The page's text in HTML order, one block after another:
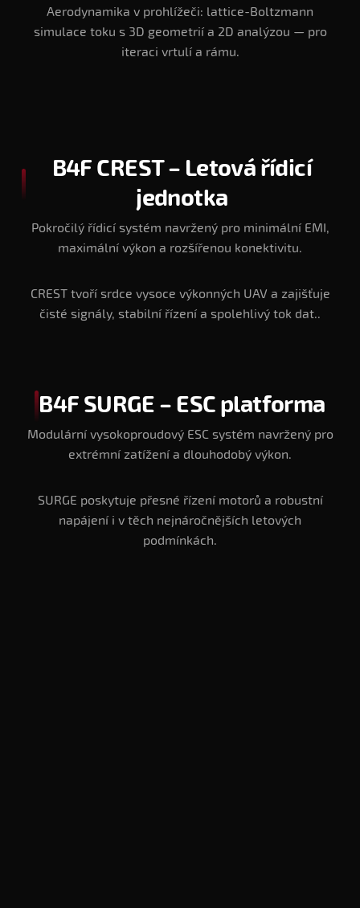
Aerodynamika v prohlížeči: lattice-Boltzmann
simulace toku s 3D geometrií a 2D analýzou — pro
iteraci vrtulí a rámu.
B4F CREST – Letová řídicí
jednotka
Pokročilý řídicí systém navržený pro minimální EMI,
maximální výkon a rozšířenou konektivitu.
CREST tvoří srdce vysoce výkonných UAV a zajišťuje
čisté signály, stabilní řízení a spolehlivý tok dat..
B4F SURGE – ESC platforma
Modulární vysokoproudový ESC systém navržený pro
extrémní zatížení a dlouhodobý výkon.
SURGE poskytuje přesné řízení motorů a robustní
napájení i v těch nejnáročnějších letových
podmínkách.